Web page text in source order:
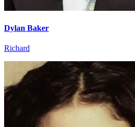
Dylan Baker
Richard